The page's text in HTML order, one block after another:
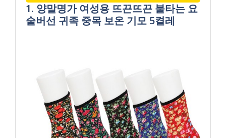
1. 양말명가 여성용 뜨끈뜨끈 불타는 요
술버선 귀족 중목 보온 기모 5켤레